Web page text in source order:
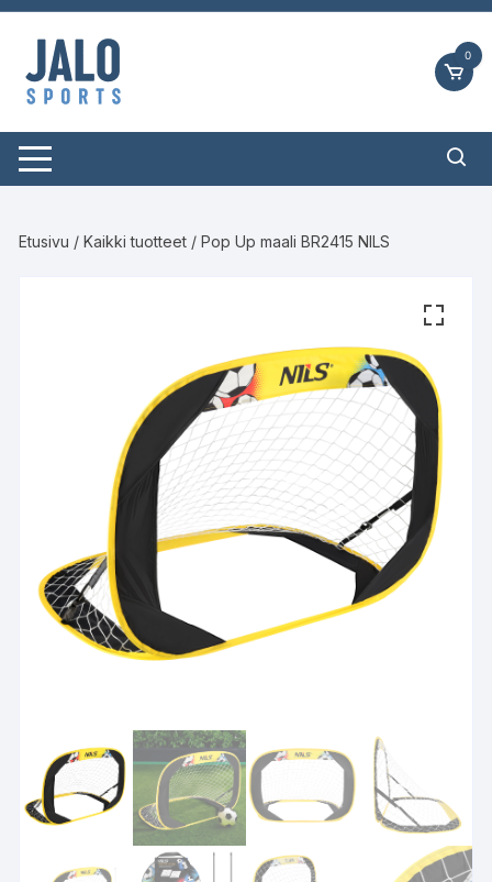
Siirry
suoraan
sisältöön
0
Etusivu /Kaikki tuotteet / Pop Up maali BR2415 NILS